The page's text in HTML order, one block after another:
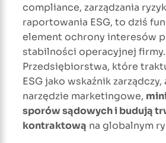
compliance, zarządzania
raportowania ESG, to dziś
element ochrony interesów
stabilności operacyjnej firmy.
Przedsiębiorstwa, które
ESG jako wskaźnik zarządczy,
narzędzie marketingowe,
sporów sądowych i budują
kontraktową na globalnym